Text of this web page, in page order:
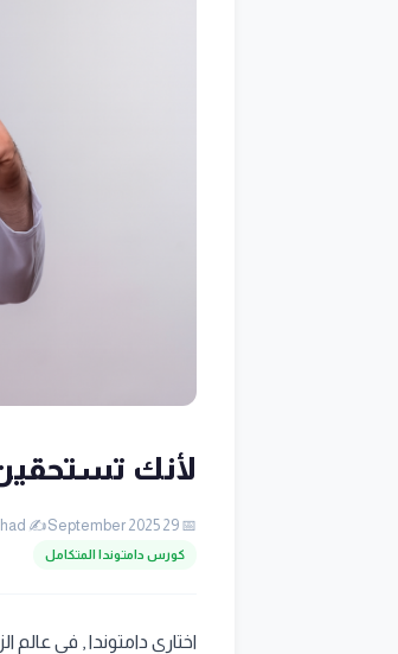
لأنك تستحقين
📅 29 September 2025
✍️ mohamed rashad
كورس دامتوندا المتكامل
اختاري دامتوندا , في